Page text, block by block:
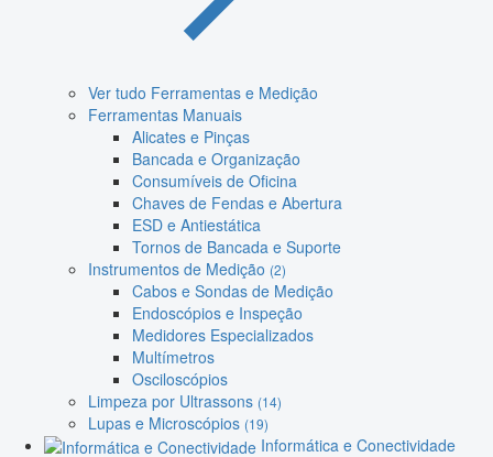
Ver tudo Ferramentas e Medição
Ferramentas Manuais
Alicates e Pinças
Bancada e Organização
Consumíveis de Oficina
Chaves de Fendas e Abertura
ESD e Antiestática
Tornos de Bancada e Suporte
Instrumentos de Medição (2)
Cabos e Sondas de Medição
Endoscópios e Inspeção
Medidores Especializados
Multímetros
Osciloscópios
Limpeza por Ultrassons (14)
Lupas e Microscópios (19)
Informática e Conectividade